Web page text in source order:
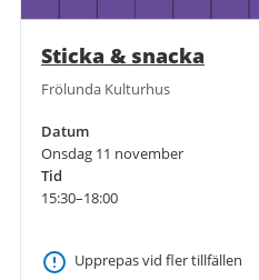
Sticka & snacka
Frölunda Kulturhus
Datum
Onsdag 11 november
Tid
15:30–18:00
Upprepas vid fler tillfällen